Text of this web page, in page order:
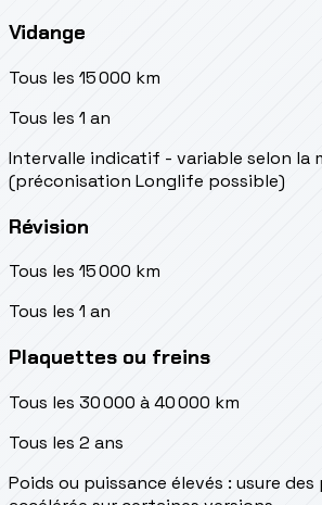
Vidange
Tous les 15 000 km
Tous les 1 an
Intervalle indicatif - variable selon la
(préconisation Longlife possible)
Révision
Tous les 15 000 km
Tous les 1 an
Plaquettes ou freins
Tous les 30 000 à 40 000 km
Tous les 2 ans
Poids ou puissance élevés : usure